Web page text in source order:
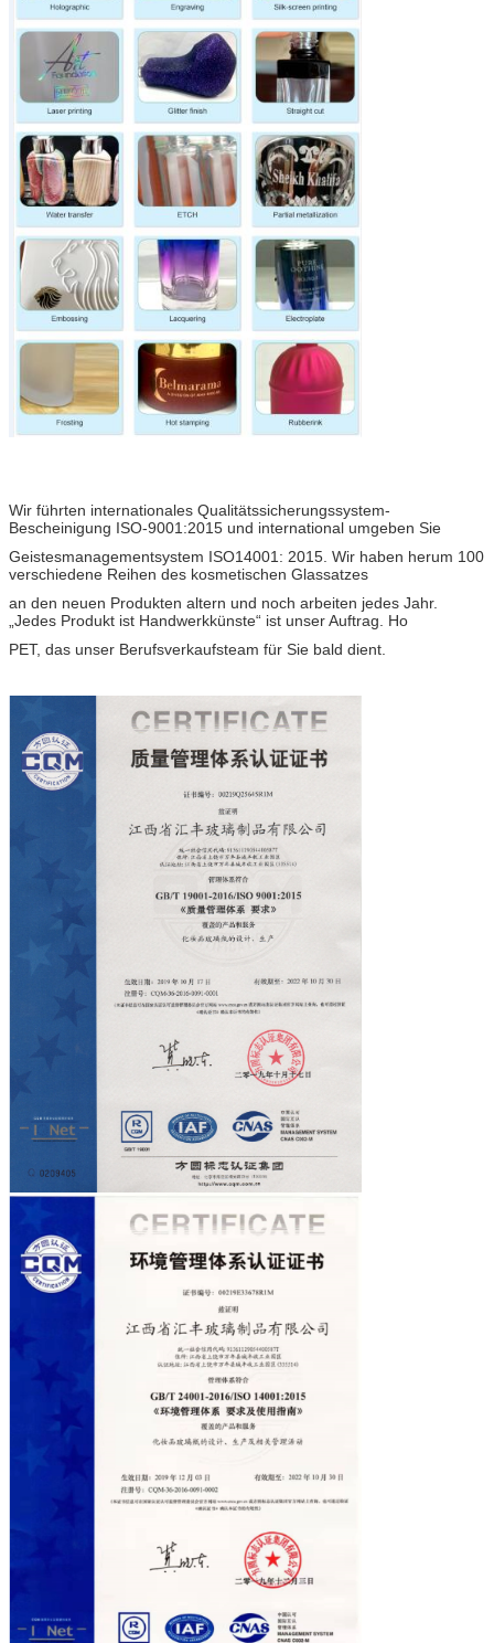
Wir führten internationales Qualitätssicherungssystem-
Bescheinigung ISO-9001:2015 und international umgeben Sie
Geistesmanagementsystem ISO14001: 2015. Wir haben herum 100
verschiedene Reihen des kosmetischen Glassatzes
an den neuen Produkten altern und noch arbeiten jedes Jahr.
„Jedes Produkt ist Handwerkkünste“ ist unser Auftrag. Ho
PET, das unser Berufsverkaufsteam für Sie bald dient.